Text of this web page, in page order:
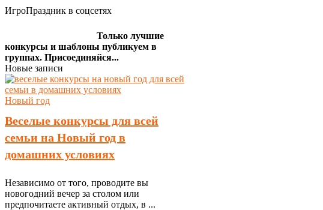
ИгроПраздник в соцсетях
Только лучшие
конкурсы и шаблоны публикуем в
группах. Присоединяйся...
Новые записи
Новый год
Веселые конкурсы для всей
семьи на Новый год в
домашних условиях
Независимо от того, проводите вы
новогодний вечер за столом или
предпочитаете активный отдых, в ...